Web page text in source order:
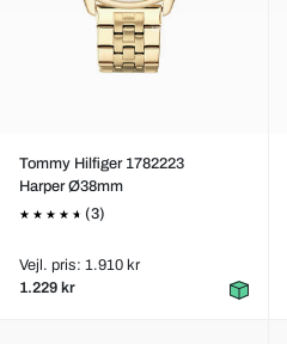
Tommy Hilfiger 1782223
Harper Ø38mm
(3)
Vejl. pris: 1.910 kr
1.229 kr